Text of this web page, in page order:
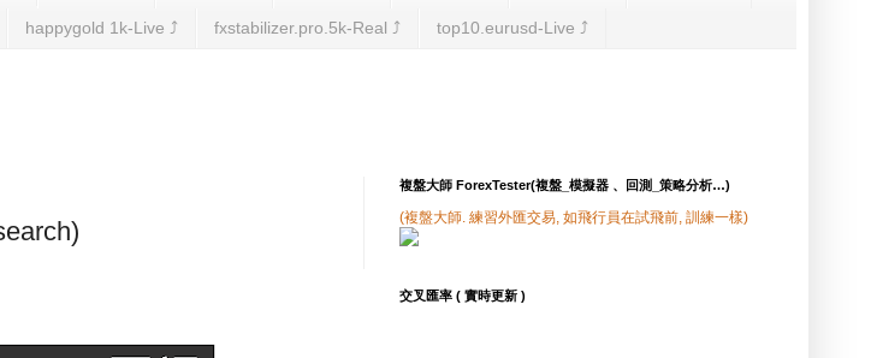
happygold 1k-Live ⤴︎ fxstabilizer.pro.5k-Real ⤴︎ top10.eurusd-Live ⤴︎
複盤大師 ForexTester(複盤_模擬器 、回測_策略分析…)
(複盤大師. 練習外匯交易, 如飛行員在試飛前, 訓練一樣)
交叉匯率 ( 實時更新 )